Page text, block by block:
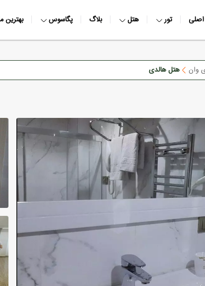
تور هتل بلاگ پگاسوس بهترین
وان هتل هالدی